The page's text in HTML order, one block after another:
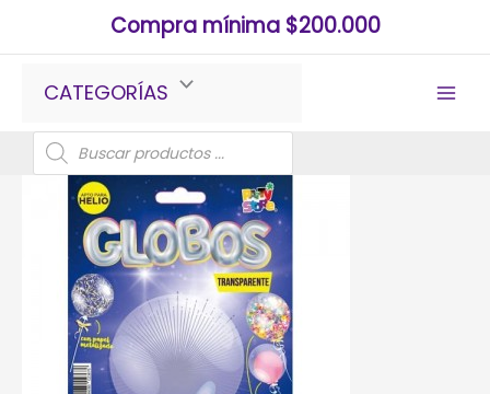
contenido
Compra mínima $200.000
CATEGORÍAS
Búsqueda
de
productos